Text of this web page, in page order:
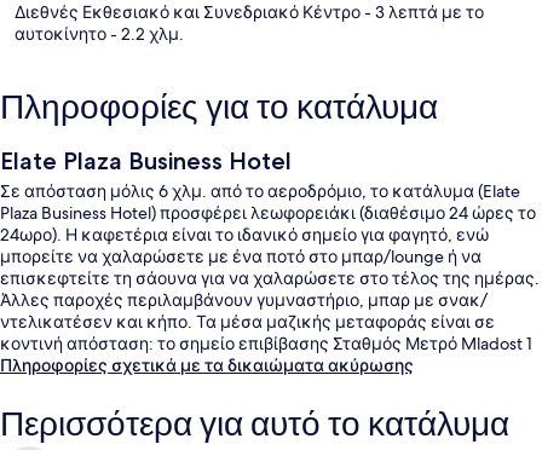
Διεθνές Εκθεσιακό και Συνεδριακό Κέντρο- 3 λεπτά με το
αυτοκίνητο- 2.2 χλμ.
Πληροφορίες για το κατάλυμα
Elate Plaza Business Hotel
Σε απόσταση μόλις 6 χλμ. από το αεροδρόμιο, το κατάλυμα (Elate
Plaza Business Hotel) προσφέρει λεωφορειάκι (διαθέσιμο 24 ώρες το
24ωρο). Η καφετέρια είναι το ιδανικό σημείο για φαγητό, ενώ
μπορείτε να χαλαρώσετε με ένα ποτό στο μπαρ/lounge ή να
επισκεφτείτε τη σάουνα για να χαλαρώσετε στο τέλος της ημέρας.
Άλλες παροχές περιλαμβάνουν γυμναστήριο, μπαρ με σνακ/
ντελικατέσεν και κήπο. Τα μέσα μαζικής μεταφοράς είναι σε
κοντινή απόσταση: το σημείο επιβίβασης Σταθμός Μετρό Mladost 1
βρίσκεται μόλις 9 λεπτά με τα πόδια.
Πληροφορίες σχετικά με τα δικαιώματα ακύρωσης
Περισσότερα για αυτό το κατάλυμα